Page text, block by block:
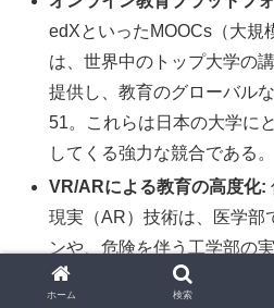
edXといったMOOCs（大規
は、世界中のトップ大学の
提供し、教育のグローバル
51。これらは日本の大学に
してくる強力な競合である。
VR/ARによる教育の高度化:
現実（AR）技術は、医学部
ンや、危険を伴う工学部の
を超える体験型学習を可能
ホーム 検索